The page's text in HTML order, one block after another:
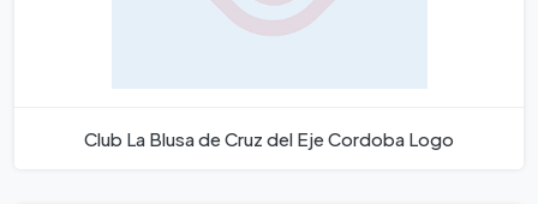
Club La Blusa de Cruz del Eje Cordoba Logo